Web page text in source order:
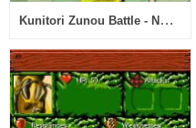
Kunitori Zunou Battle - Nobunaga no Yabou (Japan)